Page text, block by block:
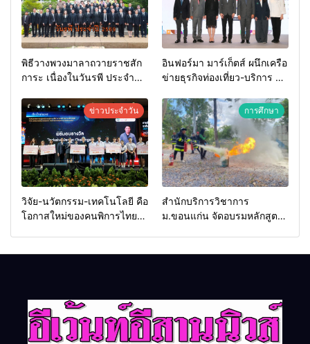
พิธีวางพวงมาลาถวายราชสัก
การะ เนื่องในวันรพี ประจำปี
วันรพี เพื่อเชื่อมความสัมพันธ์
อันดีของหน่วยงานใน
กระบวนการยุติธรรม
อินฟอร์มา มาร์เก็ตส์ ผนึกเครือ
ข่ายธุรกิจท่องเที่ยว-บริการ จัด
2026 เชื่อม 4 งานใหญ่ สร้าง
โอกาสธุรกิจครบวงจร ด้วย
ครับ
ข่าวประจำวัน
วิจัย-นวัตกรรม-เทคโนโลยี คือ
โอกาสใหม่ของคนพิการไทย
การศึกษา
สำนักบริการวิชาการ
ม.ขอนแก่น จัดอบรมหลักสูตร